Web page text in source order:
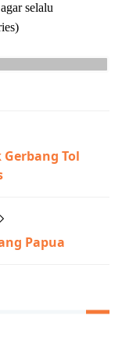
selalu
Tol
Papua